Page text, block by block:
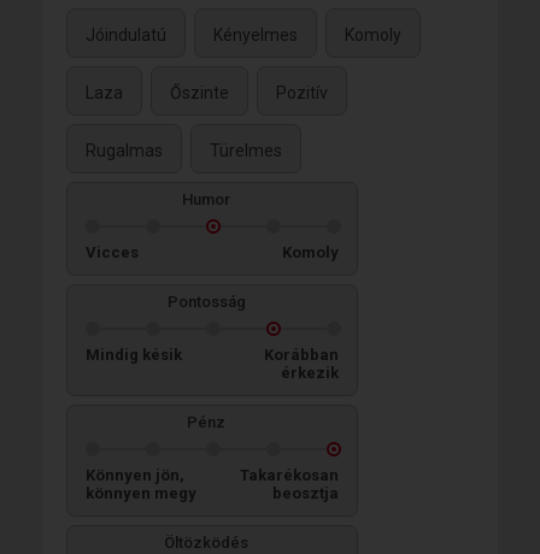
Jóindulatú Kényelmes Komoly
Laza Őszinte Pozitív
Rugalmas Türelmes
Humor
Vicces Komoly
Pontosság
Mindig késik
Korábban
érkezik
Pénz
Könnyen jön,
könnyen megy
Takarékosan
beosztja
Öltözködés